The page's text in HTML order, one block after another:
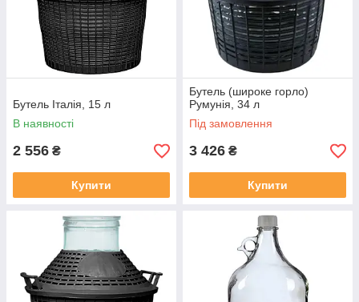
Бутель Італія, 15 л
В наявності
2 556 ₴
Купити
Бутель (широке горло)
Румунія, 34 л
Під замовлення
3 426 ₴
Купити